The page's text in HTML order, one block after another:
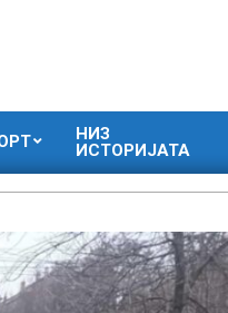
НИЗ
ИСТОРИЈАТА